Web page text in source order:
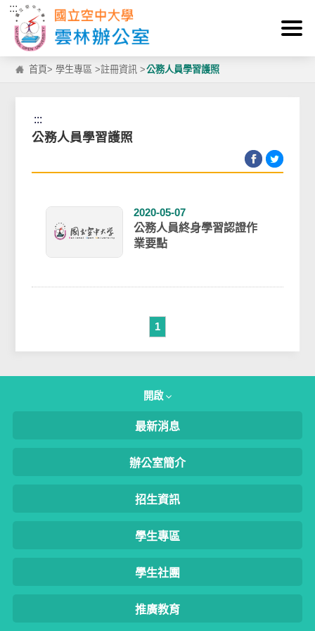
跳到主要內容區塊
:::
首頁>學生專區 >註冊資訊 >公務人員學習護照
:::
公務人員學習護照
2020-05-07
公務人員終身學習認證作
業要點
1
開啟
最新消息
辦公室簡介
招生資訊
學生專區
學生社團
推廣教育